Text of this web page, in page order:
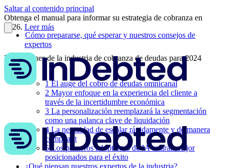
Saltar al contenido principal
Obtenga el manual para informar su estrategia de cobranza en
2026. Leer más
Predicciones de la industria de cobranza de deudas para 2024
Cómo prepararse, qué esperar y nuestros consejos de
expertos
1El auge del cobro de deudas omnicanal
2 Mayor enfoque en la experiencia del cliente a
través de la incertidumbre económica
3 La personalización reemplazará la segmentación
como una palanca clave de liquidación
4 La necesidad de escalar rápidamente y de manera
compliant
5
Los primeros adoptantes de IA estarán mejor
posicionados para el éxito